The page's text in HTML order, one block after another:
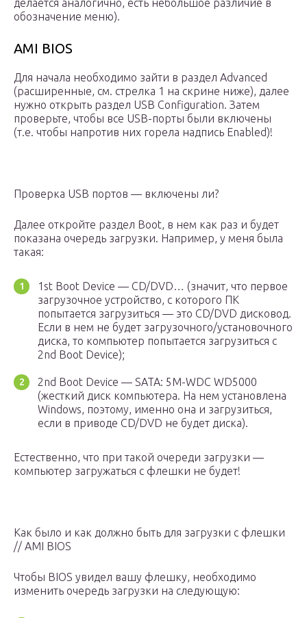
делается аналогично, есть небольшое различие в
обозначение меню).
AMI BIOS
Для начала необходимо зайти в раздел Advanced
(расширенные, см. стрелка 1 на скрине ниже), далее
нужно открыть раздел USB Configuration. Затем
проверьте, чтобы все USB-порты были включены
(т.е. чтобы напротив них горела надпись Enabled)!
Проверка USB портов — включены ли?
Далее откройте раздел Boot, в нем как раз и будет
показана очередь загрузки. Например, у меня была
такая:
1st Boot Device — CD/DVD… (значит, что первое
загрузочное устройство, с которого ПК
попытается загрузиться — это CD/DVD дисковод.
Если в нем не будет загрузочного/установочного
диска, то компьютер попытается загрузиться с
2nd Boot Device);
2nd Boot Device — SATA: 5M-WDC WD5000
(жесткий диск компьютера. На нем установлена
Windows, поэтому, именно она и загрузиться,
если в приводе CD/DVD не будет диска).
Естественно, что при такой очереди загрузки —
компьютер загружаться с флешки не будет!
Как было и как должно быть для загрузки с флешки
// AMI BIOS
Чтобы BIOS увидел вашу флешку, необходимо
изменить очередь загрузки на следующую: